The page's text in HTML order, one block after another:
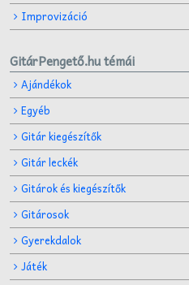
Improvizáció
GitárPengető.hu témái
Ajándékok
Egyéb
Gitár kiegészítők
Gitár leckék
Gitárok és kiegészítők
Gitárosok
Gyerekdalok
Játék